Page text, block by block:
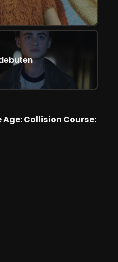
Collision Course: